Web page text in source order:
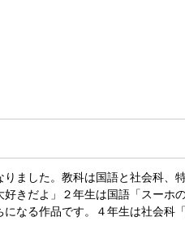
ました。教科は国語と社会科、
きだよ」２年生は国語「スーホ
なる作品です。４年生は社会科